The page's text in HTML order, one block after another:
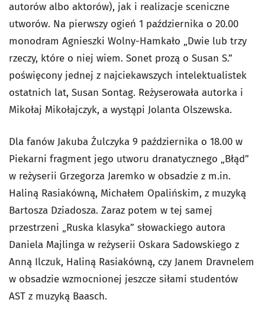
autorów albo aktorów), jak i realizacje sceniczne
utworów. Na pierwszy ogień 1 października o 20.00
monodram Agnieszki Wolny-Hamkało „Dwie lub trzy
rzeczy, które o niej wiem. Sonet prozą o Susan S.”
poświęcony jednej z najciekawszych intelektualistek
ostatnich lat, Susan Sontag. Reżyserowała autorka i
Mikołaj Mikołajczyk, a wystąpi Jolanta Olszewska.
Dla fanów Jakuba Żulczyka 9 października o 18.00 w
Piekarni fragment jego utworu dranatycznego „Błąd”
w reżyserii Grzegorza Jaremko w obsadzie z m.in.
Haliną Rasiakówną, Michałem Opalińskim, z muzyką
Bartosza Dziadosza. Zaraz potem w tej samej
przestrzeni „Ruska klasyka” słowackiego autora
Daniela Majlinga w reżyserii Oskara Sadowskiego z
Anną Ilczuk, Haliną Rasiakówną, czy Janem Dravnelem
w obsadzie wzmocnionej jeszcze siłami studentów
AST z muzyką Baasch.